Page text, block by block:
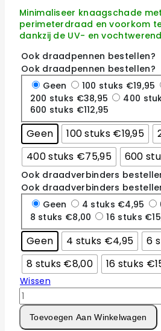
Minimaliseer knaagschade
perimeterdraad en voorkom
dankzij de UV- en
Ook draadpennen bestellen?
Ook draadpennen bestellen?
Geen
100 stuks €19,95
200 stuks €38,95
400
600 stuks €112,95
Geen 100 stuks €19,95
400 stuks €75,95
600
Ook draadverbinders
Ook draadverbinders
Geen
4 stuks €4,95
8 stuks €8,00
16 stuks
Geen 4 stuks €4,95
6
8 stuks €8,00
16 stuks
Wissen
Toevoegen Aan Winkelwagen